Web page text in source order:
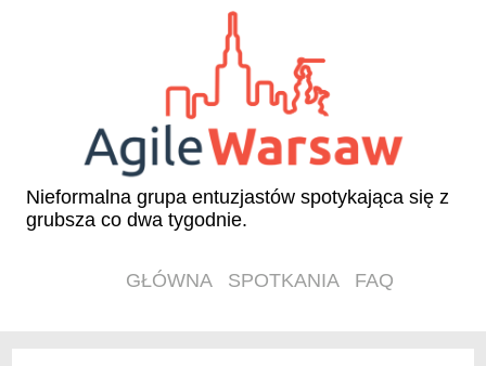
Nieformalna grupa entuzjastów spotykająca się z
grubsza co dwa tygodnie.
GŁÓWNA SPOTKANIA FAQ